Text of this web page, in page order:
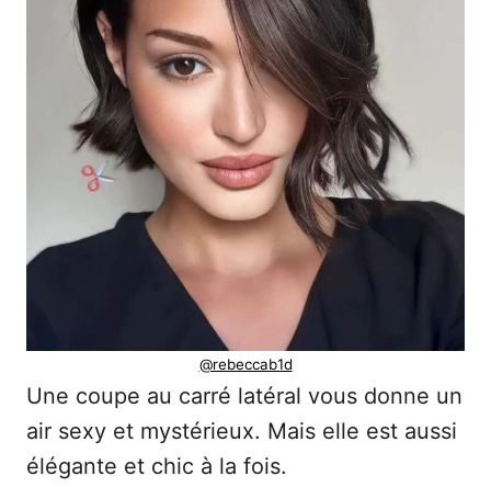
@rebeccab1d
Une coupe au carré latéral vous donne un
air sexy et mystérieux. Mais elle est aussi
élégante et chic à la fois.